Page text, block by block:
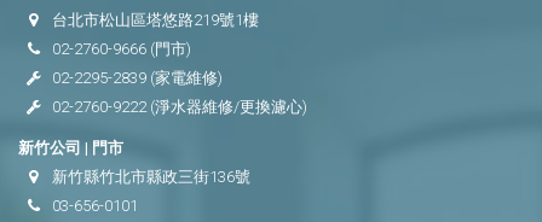
台北市松山區塔悠路219號1樓
02-2760-9666 (門市)
02-2295-2839 (家電維修)
02-2760-9222 (淨水器維修/更換濾心)
新竹公司 | 門市
新竹縣竹北市縣政三街136號
03-656-0101